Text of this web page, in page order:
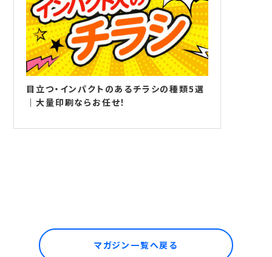
目立つ・インパクトのあるチラシの種類5選
｜大量印刷ならお任せ！
マガジン一覧へ戻る